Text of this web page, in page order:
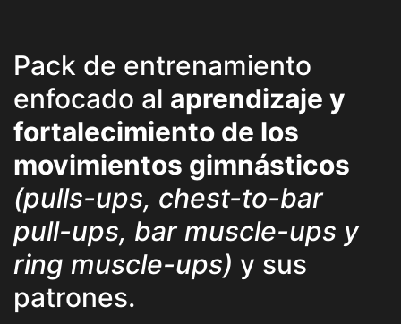
Pack de entrenamiento
enfocado al aprendizaje y
fortalecimiento de los
movimientos gimnásticos
(pulls-ups, chest-to-bar
pull-ups, bar muscle-ups y
ring muscle-ups) y sus
patrones.